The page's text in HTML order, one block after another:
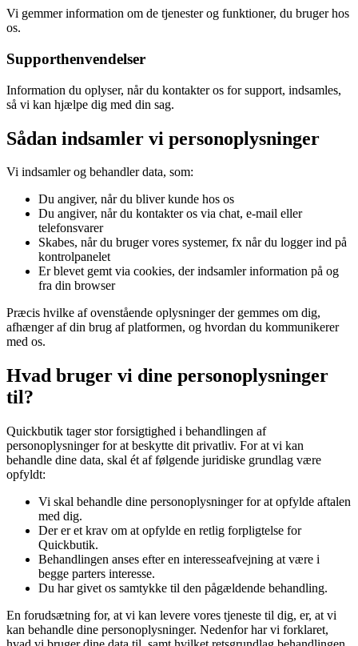
Vi gemmer information om de tjenester og funktioner, du bruger hos
os.
Supporthenvendelser
Information du oplyser, når du kontakter os for support, indsamles,
så vi kan hjælpe dig med din sag.
Sådan indsamler vi personoplysninger
Vi indsamler og behandler data, som:
Du angiver, når du bliver kunde hos os
Du angiver, når du kontakter os via chat, e-mail eller
telefonsvarer
Skabes, når du bruger vores systemer, fx når du logger ind på
kontrolpanelet
Er blevet gemt via cookies, der indsamler information på og
fra din browser
Præcis hvilke af ovenstående oplysninger der gemmes om dig,
afhænger af din brug af platformen, og hvordan du kommunikerer
med os.
Hvad bruger vi dine personoplysninger
til?
Quickbutik tager stor forsigtighed i behandlingen af
personoplysninger for at beskytte dit privatliv. For at vi kan
behandle dine data, skal ét af følgende juridiske grundlag være
opfyldt:
Vi skal behandle dine personoplysninger for at opfylde aftalen
med dig.
Der er et krav om at opfylde en retlig forpligtelse for
Quickbutik.
Behandlingen anses efter en interesseafvejning at være i
begge parters interesse.
Du har givet os samtykke til den pågældende behandling.
En forudsætning for, at vi kan levere vores tjeneste til dig, er, at vi
kan behandle dine personoplysninger. Nedenfor har vi forklaret,